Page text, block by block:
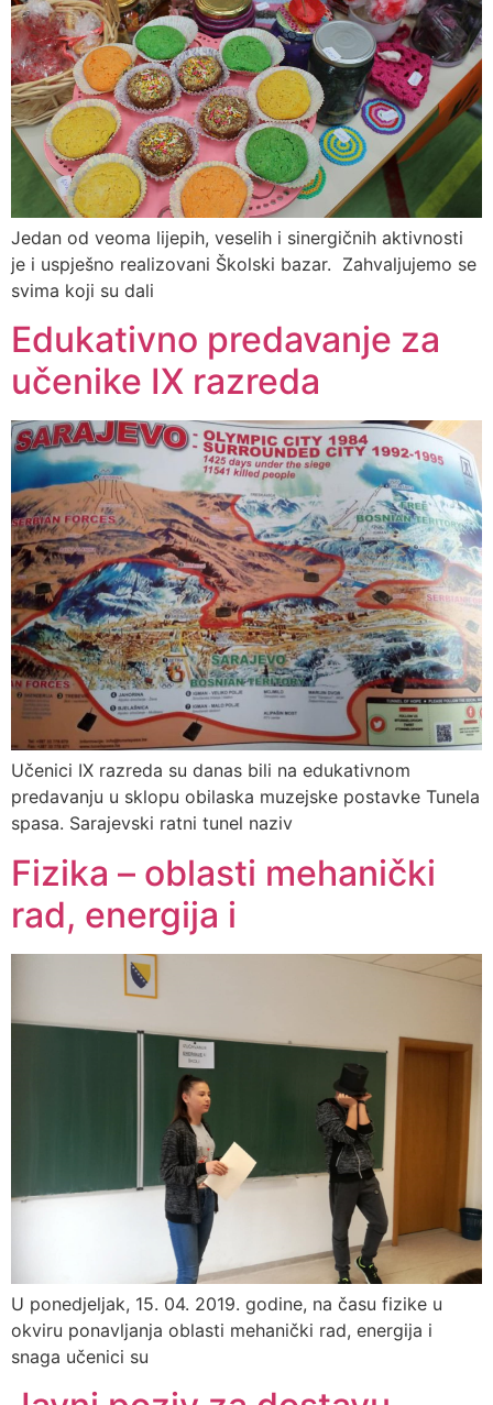
Jedan od veoma lijepih, veselih i sinergičnih aktivnosti
je i uspješno realizovani Školski bazar. Zahvaljujemo se
svima koji su dali
Edukativno predavanje za
učenike IX razreda
Učenici IX razreda su danas bili na edukativnom
predavanju u sklopu obilaska muzejske postavke Tunela
spasa. Sarajevski ratni tunel naziv
Fizika – oblasti mehanički
rad, energija i
U ponedjeljak, 15. 04. 2019. godine, na času fizike u
okviru ponavljanja oblasti mehanički rad, energija i
snaga učenici su